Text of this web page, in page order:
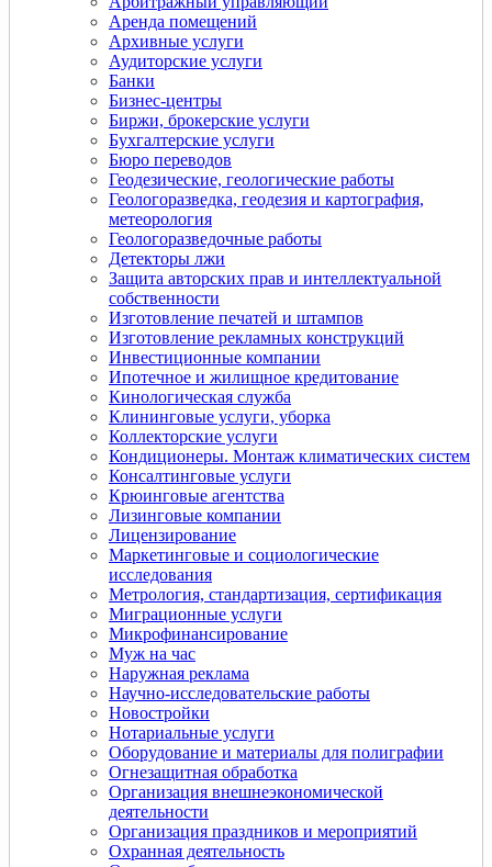
Аренда помещений
Архивные услуги
Аудиторские услуги
Банки
Бизнес-центры
Биржи, брокерские услуги
Бухгалтерские услуги
Бюро переводов
Геодезические, геологические работы
Геологоразведка, геодезия и картография,
метеорология
Геологоразведочные работы
Детекторы лжи
Защита авторских прав и интеллектуальной
собственности
Изготовление печатей и штампов
Изготовление рекламных конструкций
Инвестиционные компании
Ипотечное и жилищное кредитование
Кинологическая служба
Клининговые услуги, уборка
Коллекторские услуги
Кондиционеры. Монтаж климатических систем
Консалтинговые услуги
Крюинговые агентства
Лизинговые компании
Лицензирование
Маркетинговые и социологические
исследования
Метрология, стандартизация, сертификация
Миграционные услуги
Микрофинансирование
Муж на час
Наружная реклама
Научно-исследовательские работы
Новостройки
Нотариальные услуги
Оборудование и материалы для полиграфии
Огнезащитная обработка
Организация внешнеэкономической
деятельности
Организация праздников и мероприятий
Охранная деятельность